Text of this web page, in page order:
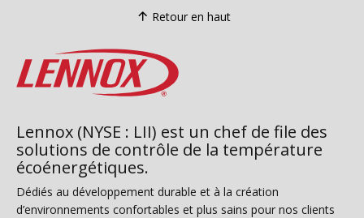
Retour en haut
Lennox (NYSE : LII) est un chef de file des
solutions de contrôle de la température
écoénergétiques.
Dédiés au développement durable et à la création
d’environnements confortables et plus sains pour nos clients